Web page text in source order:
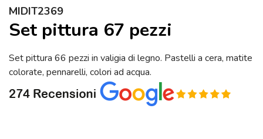
Home »
Penne Personalizzate con LOGO, Matite, Pastelli,
(MIDIT2369)
MIDIT2369
Set pittura 67 pezzi
Set pittura 66 pezzi in valigia di legno. Pastelli a cera, matite
colorate, pennarelli, colori ad acqua.